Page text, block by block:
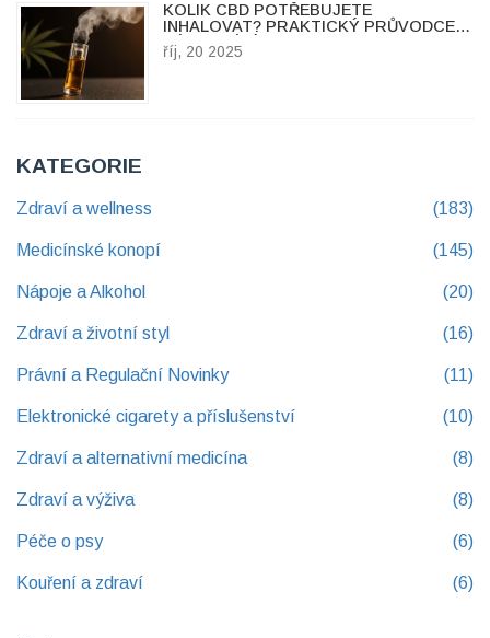
KOLIK CBD POTŘEBUJETE
INHALOVAT? PRAKTICKÝ PRŮVODCE
DÁVKOVÁNÍM CBD CARTRIDGE
říj, 20 2025
KATEGORIE
Zdraví a wellness (183)
Medicínské konopí (145)
Nápoje a Alkohol (20)
Zdraví a životní styl (16)
Právní a Regulační Novinky (11)
Elektronické cigarety a příslušenství (10)
Zdraví a alternativní medicína (8)
Zdraví a výživa (8)
Péče o psy (6)
Kouření a zdraví (6)